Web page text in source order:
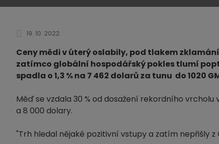
19. 10. 2022
Ceny mědi v úterý oslabily, pod tlakem
zatímco globální hospodářský pokles tlumí
spadla o 1,3 % na 7 462 dolarů za tunu do 1020
Měď se vzdala 30 % od dosažení rekordního
a 8 000 dolary.
"Trh hledal nějaké pozitivní vstupy a zatím nepřišly